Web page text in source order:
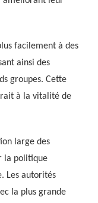
facilement à des
ainsi des
groupes. Cette
à la vitalité de
large des
la politique
Les autorités
la plus grande